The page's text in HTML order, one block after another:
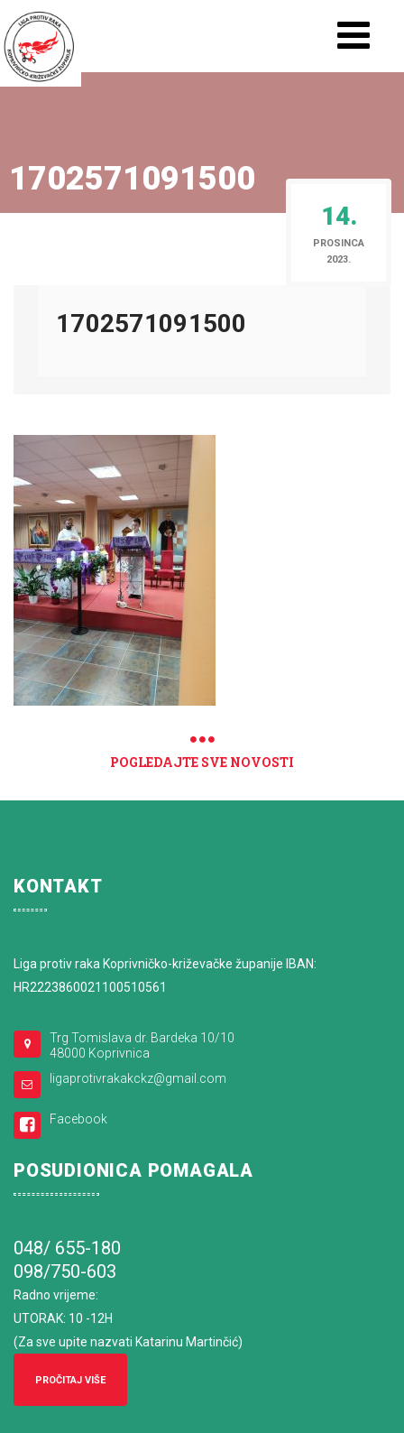
1702571091500
14.
PROSINCA
2023.
1702571091500
POGLEDAJTE SVE NOVOSTI
KONTAKT
Liga protiv raka Koprivničko-križevačke županije IBAN:
HR2223860021100510561
Trg Tomislava dr. Bardeka 10/10
48000 Koprivnica
ligaprotivrakakckz@gmail.com
Facebook
POSUDIONICA POMAGALA
048/ 655-180
098/750-603
Radno vrijeme:
UTORAK: 10 -12H
(Za sve upite nazvati Katarinu Martinčić)
PROČITAJ VIŠE